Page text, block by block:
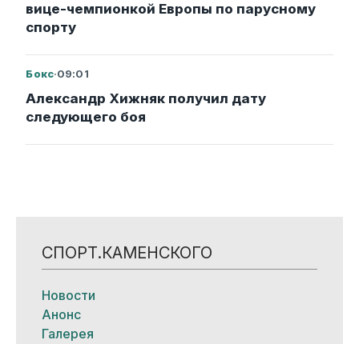
вице-чемпионкой Европы по парусному
спорту
Бокс·09:01
Александр Хижняк получил дату
следующего боя
СПОРТ.КАМЕНСКОГО
Новости
Анонс
Галерея